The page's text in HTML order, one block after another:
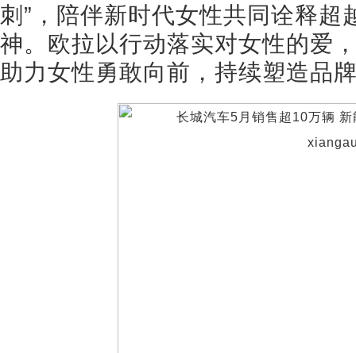
刺”，陪伴新时代女性共同诠释
神。欧拉以行动落实对女性的爱
助力女性勇敢向前，持续塑造品